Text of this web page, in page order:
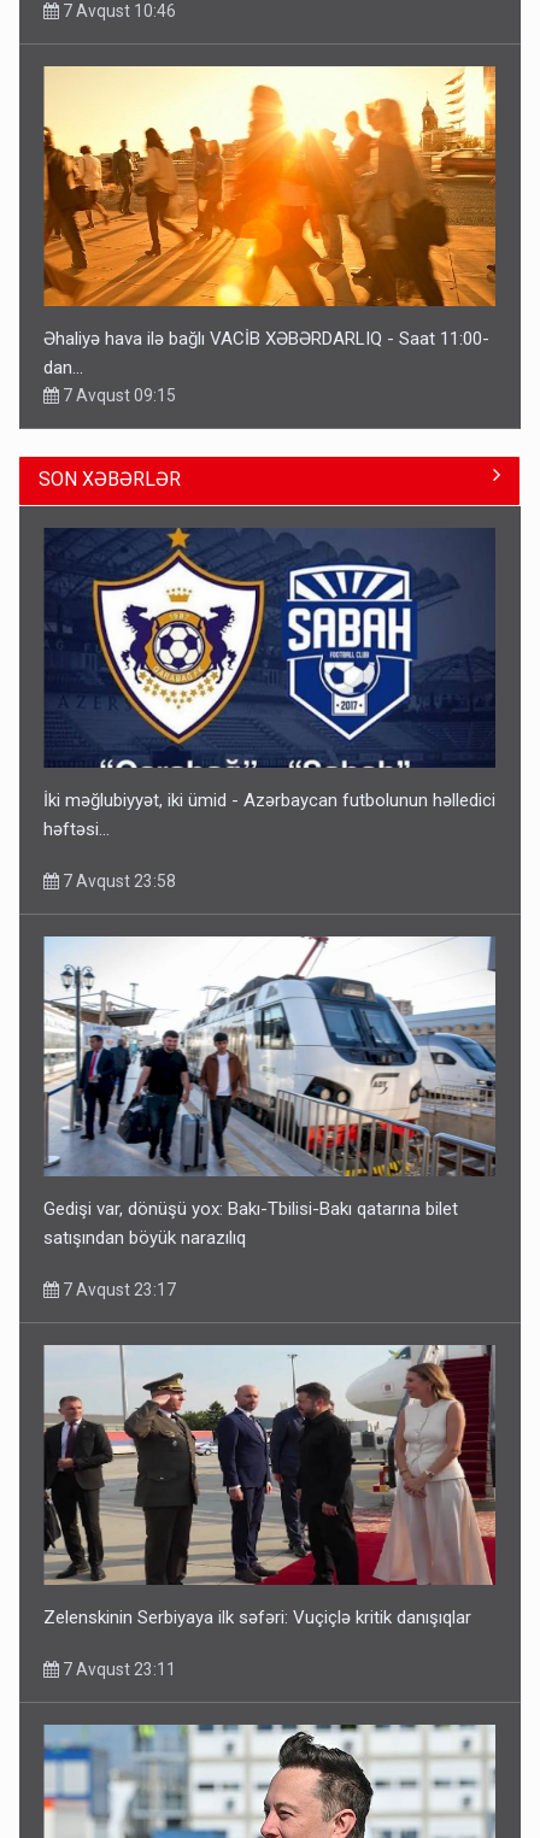
7 Avqust 10:46
Əhaliyə hava ilə bağlı VACİB XƏBƏRDARLIQ - Saat 11:00-
dan…
7 Avqust 09:15
Gedişi var, dönüşü yox: Bakı-Tbilisi-Bakı qatarına bilet
satışından böyük narazılıq
Geri çağırılan səfir Abel Məhərrəmovun oğludur - DOSYE
7 Avqust 14:07
Media və Yayım Şurasına əlavə hüquq və vəzifələr verilib
7 Avqust 13:24
SON XƏBƏRLƏR
İki məğlubiyyət, iki ümid - Azərbaycan futbolunun həlledici
həftəsi...
7 Avqust 23:58
Gedişi var, dönüşü yox: Bakı-Tbilisi-Bakı qatarına bilet
satışından böyük narazılıq
7 Avqust 23:17
Zelenskinin Serbiyaya ilk səfəri: Vuçiçlə kritik danışıqlar
7 Avqust 23:11